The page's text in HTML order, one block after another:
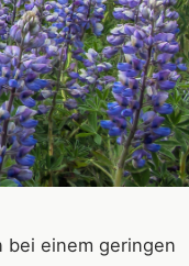
bei einem geringen